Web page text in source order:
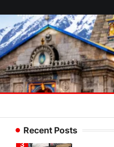
Recent Posts
2
Admin
भतरोजखान में
व शिक्षा मंत्री
3
अल्मोड़ा
रानीखेत में
8 अगस्त को
संगठन